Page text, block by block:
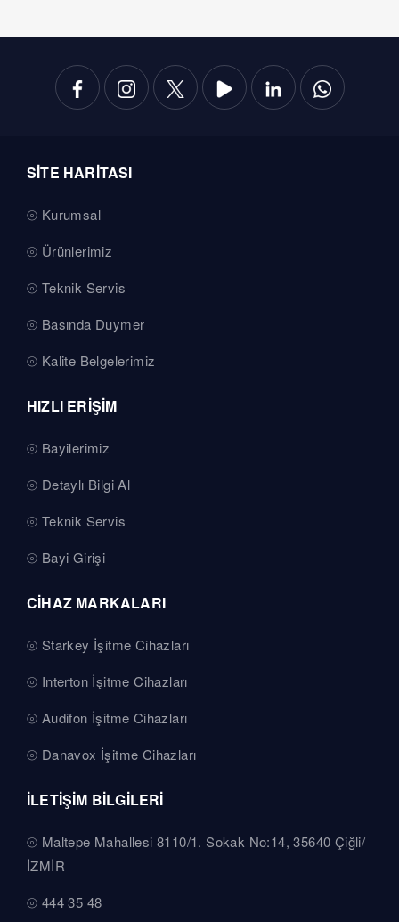
SİTE HARİTASI
Kurumsal
Ürünlerimiz
Teknik Servis
Basında Duymer
Kalite Belgelerimiz
HIZLI ERİŞİM
Bayilerimiz
Detaylı Bilgi Al
Teknik Servis
Bayi Girişi
CİHAZ MARKALARI
Starkey İşitme Cihazları
Interton İşitme Cihazları
Audifon İşitme Cihazları
Danavox İşitme Cihazları
İLETİŞİM BİLGİLERİ
Maltepe Mahallesi 8110/1. Sokak No:14, 35640 Çiğli/
İZMİR
444 35 48